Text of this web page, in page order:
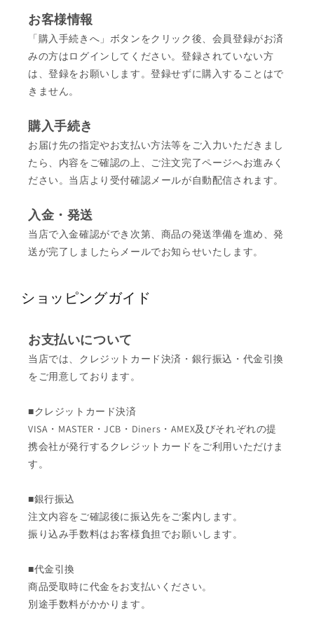
お客様情報
「購入手続きへ」ボタンをクリック後、会員登録がお済
みの方はログインしてください。登録されていない方
は、登録をお願いします。登録せずに購入することはで
きません。
購入手続き
お届け先の指定やお支払い方法等をご入力いただきまし
たら、内容をご確認の上、ご注文完了ページへお進みく
ださい。当店より受付確認メールが自動配信されます。
入金・発送
当店で入金確認ができ次第、商品の発送準備を進め、発
送が完了しましたらメールでお知らせいたします。
ショッピングガイド
お支払いについて
当店では、クレジットカード決済・銀行振込・代金引換
をご用意しております。
■クレジットカード決済
VISA・MASTER・JCB・Diners・AMEX及びそれぞれの提
携会社が発行するクレジットカードをご利用いただけま
す。
■銀行振込
注文内容をご確認後に振込先をご案内します。
振り込み手数料はお客様負担でお願いします。
■代金引換
商品受取時に代金をお支払いください。
別途手数料がかかります。